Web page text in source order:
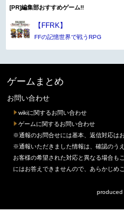
[PR]編集部おすすめゲーム!!
【FFRK】
FFの記憶世界で戦うRPG
ゲームまとめ
お問い合わせ
wikiに関するお問い合わせ
ゲームに関するお問い合わせ
※通報のお問合せには基本、返信対応は
※通報いただきました情報は、確認のう
お客様の希望された対応と異なる場合も
にはお答えできませんので、あらかじめ
produced